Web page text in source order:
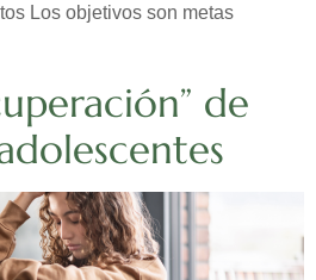
Los objetivos son metas
de